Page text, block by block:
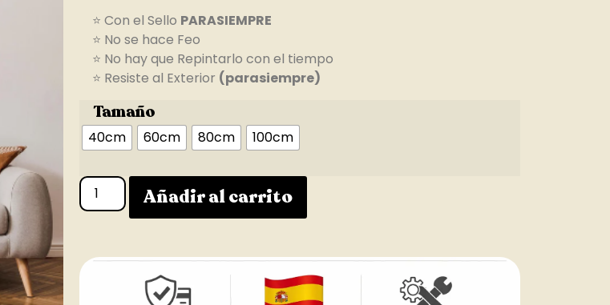
⭐ Con el Sello PARASIEMPRE
⭐ No se hace Feo
⭐ No hay que Repintarlo con el tiempo
⭐ Resiste al Exterior (parasiempre)
Tamaño
40cm 60cm 80cm 100cm
Añadir al carrito